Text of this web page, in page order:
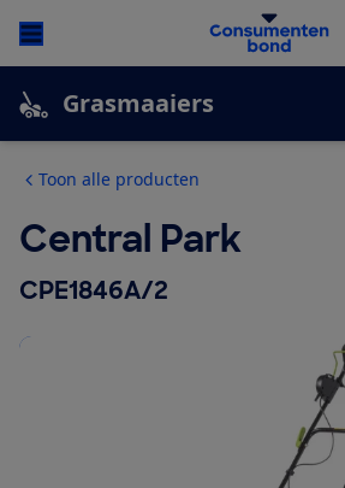
Grasmaaiers
Toon alle producten
Central Park
CPE1846A/2